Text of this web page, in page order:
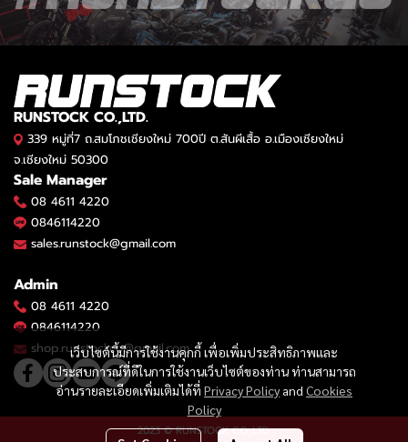
เว็บไซต์นี้มีการใช้งานคุกกี้ เพื่อเพิ่มประสิทธิภาพและ
ประสบการณ์ที่ดีในการใช้งานเว็บไซต์ของท่าน ท่านสามารถ
อ่านรายละเอียดเพิ่มเติมได้ที่ Privacy Policy and Cookies
Policy
RUNSTOCK CO.,LTD.
339 หมู่ที่7 ถ.สมโภชเชียงใหม่ 700ปี ต.สันผีเสื้อ อ.เมืองเชียงใหม่
จ.เชียงใหม่ 50300
Sale Manager
08 4611 4220
0846114220
sales.runstock@gmail.com
Admin
08 4611 4220
0846114220
shop.runstockco@gmail.com
2023 © RUNSTOCK CO.,LTD.